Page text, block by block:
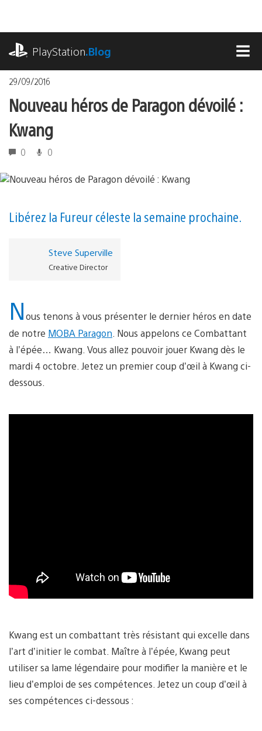
contenu
PlayStation.Blog
29/09/2016
Nouveau héros de Paragon dévoilé :
Kwang
0 0
Libérez la Fureur céleste la semaine prochaine.
Steve Superville
Creative Director
Nous tenons à vous présenter le dernier héros en date
de notre MOBA Paragon . Nous appelons ce Combattant
à l’épée… Kwang. Vous allez pouvoir jouer Kwang dès le
mardi 4 octobre. Jetez un premier coup d’œil à Kwang ci-
dessous.
Kwang est un combattant très résistant qui excelle dans
l’art d’initier le combat. Maître à l’épée, Kwang peut
utiliser sa lame légendaire pour modifier la manière et le
lieu d’emploi de ses compétences. Jetez un coup d’œil à
ses compétences ci-dessous :